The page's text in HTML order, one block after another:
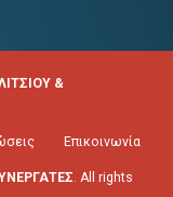
&
Επικοινωνία
. All rights